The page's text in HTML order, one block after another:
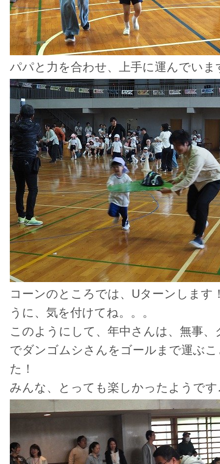
パパと力を合わせ、上手に運んでいま
コーンのところでは、Uターンします
うに、気を付けてね。。。
このようにして、年中さんは、無事
でダンゴムシさんをゴールまで運ぶ
た！
みんな、とっても楽しかったようです